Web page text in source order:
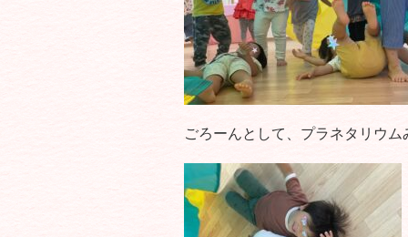
ごろーんとして、プラネタリウム